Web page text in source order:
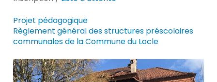
Projet pédagogique
Règlement général des structures préscolaires
communales de la Commune du Locle